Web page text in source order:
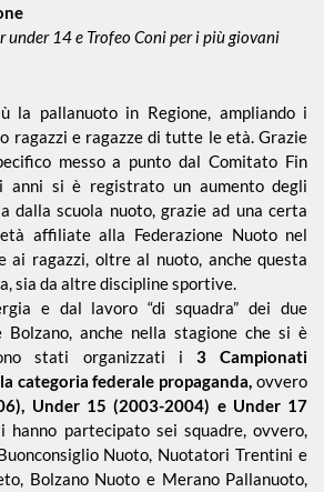
under 14 e Trofeo Coni per i più giovani
la pallanuoto in Regione, ampliando i
ragazzi e ragazze di tutte le età. Grazie
messo a punto dal Comitato Fin
anni si è registrato un aumento degli
dalla scuola nuoto, grazie ad una certa
affiliate alla Federazione Nuoto nel
ai ragazzi, oltre al nuoto, anche questa
sia da altre discipline sportive.
e dal lavoro “di squadra” dei due
anche nella stagione che si è
stati organizzati i3 Campionati
categoria federale propaganda, ovvero
Under 15 (2003-2004) e Under 17
partecipato sei squadre, ovvero,
Nuoto, Nuotatori Trentini e
Bolzano Nuoto e Merano Pallanuoto,